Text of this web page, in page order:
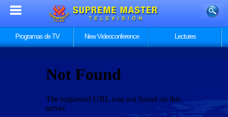
Programas de TV New Videoconference Lectures